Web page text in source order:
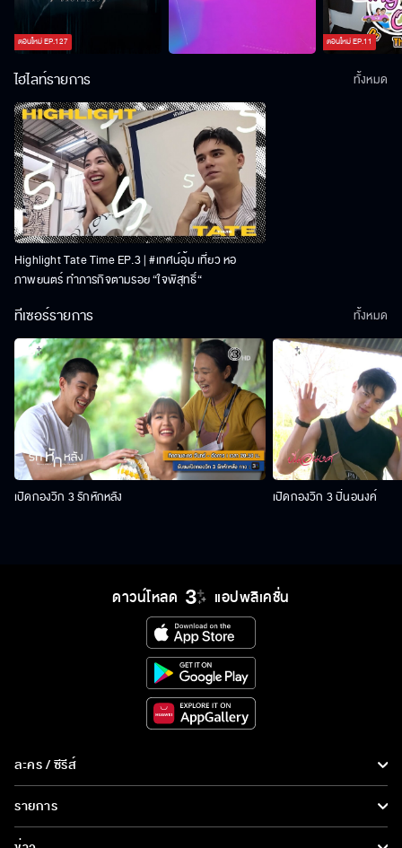
ตอนใหม่EP.127 ตอนใหม่EP.11
ไฮไลท์รายการ
Highlight Tate Time EP.3 | #เทศน์อุ้ม เที่ยว หอ
ภาพยนตร์ ทำภารกิจตามรอย “ใจพิสุทธิ์“
ทั้งหมด
ทีเซอร์รายการ
เปิดกองวิก 3 รักหักหลัง เปิดกองวิก 3 ปิ่นอนงค์
ทั้งหมด
ดาวน์โหลด แอปพลิเคชั่น
ละคร / ซีรีส์
ละคร/ซีรีส์
ซีรีส์นานาชาติ
รายการ
รายการทั้งหมด